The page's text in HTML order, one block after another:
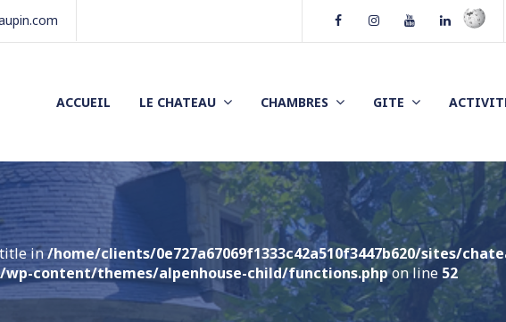
FacebookInstagramYoutube LinkedIn
ACCUEIL LE CHATEAU CHAMBRES GITE
in/home/clients/0e727a67069f1333c42a510f3447b620/sites/
wp-content/themes/alpenhouse-child/functions.phpon line 52